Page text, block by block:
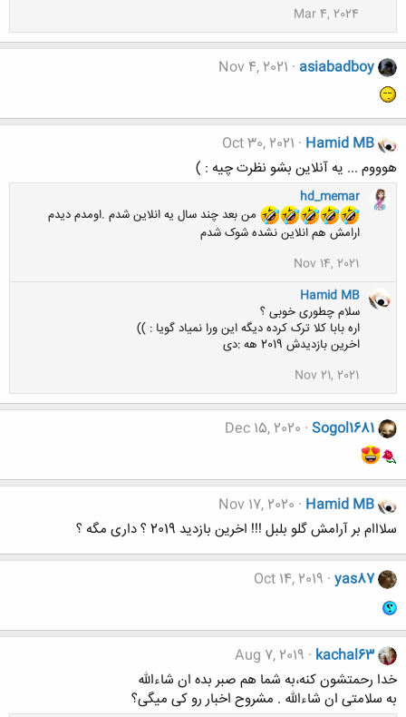
Mar 4, 2024
asiabadboy
Nov 4, 2021
Hamid MB
Oct 30, 2021
هوووم ... یه آنلاین بشو نظرت چیه : )
hd_memar
من بعد چند سال یه انلاین شدم .اومدم دیدم
ارامش هم انلاین نشده شوک شدم
Nov 14, 2021
Hamid MB
سلام چطوری خوبی ؟
اره بابا کلا ترک کرده دیگه این ورا نمیاد گویا : ))
اخرین بازدیدش 2019 هه :دی
Nov 21, 2021
Sogol1681
Dec 15, 2020
Hamid MB
Nov 17, 2020
سلااام بر آرامش گلو بلبل !!! اخرین بازدید 2019 ؟ داری مگه ؟
yas87
Oct 14, 2019
kachal63
Aug 7, 2019
خدا رحمتشون کنه،به شما هم صبر بده ان شاءالله
به سلامتی ان شاءالله . مشروح اخبار رو کی میگی؟